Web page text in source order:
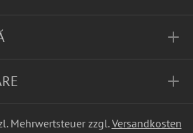
Mehrwertsteuer zzgl.Versandkosten